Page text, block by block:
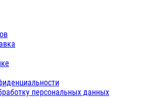
персональных данных